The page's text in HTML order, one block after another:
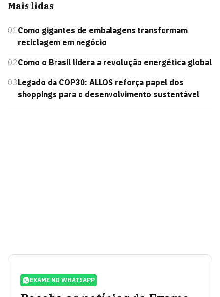
Mais lidas
01Como gigantes de embalagens transformam
reciclagem em negócio
02Como o Brasil lidera a revolução energética global
03Legado da COP30: ALLOS reforça papel dos
shoppings para o desenvolvimento sustentável
EXAME NO WHATSAPP